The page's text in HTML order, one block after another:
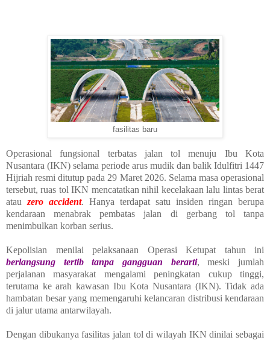
fasilitas baru
Operasional fungsional terbatas jalan tol menuju Ibu Kota
Nusantara (IKN) selama periode arus mudik dan balik Idulfitri 1447
Hijriah resmi ditutup pada 29 Maret 2026. Selama masa operasional
tersebut, ruas tol IKN mencatatkan nihil kecelakaan lalu lintas berat
atau zero accident. Hanya terdapat satu insiden ringan berupa
kendaraan menabrak pembatas jalan di gerbang tol tanpa
menimbulkan korban serius.
Kepolisian menilai pelaksanaan Operasi Ketupat tahun ini
berlangsung tertib tanpa gangguan berarti, meski jumlah
perjalanan masyarakat mengalami peningkatan cukup tinggi,
terutama ke arah kawasan Ibu Kota Nusantara (IKN). Tidak ada
hambatan besar yang memengaruhi kelancaran distribusi kendaraan
di jalur utama antarwilayah.
Dengan dibukanya fasilitas jalan tol di wilayah IKN dinilai sebagai